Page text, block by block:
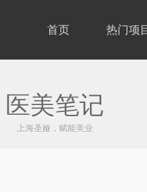
首页 热门项
医美笔记
上海圣娅，赋能美业